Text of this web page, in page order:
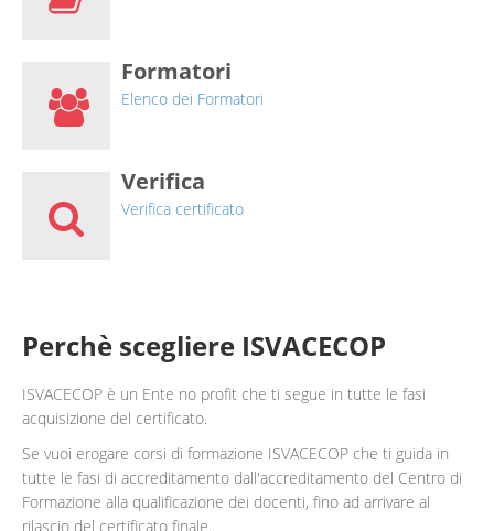
Formatori
Elenco dei Formatori
Verifica
Verifica certificato
Perchè scegliere ISVACECOP
ISVACECOP è un Ente no profit che ti segue in tutte le fasi
acquisizione del certificato.
Se vuoi erogare corsi di formazione ISVACECOP che ti guida in
tutte le fasi di accreditamento dall'accreditamento del Centro di
Formazione alla qualificazione dei docenti, fino ad arrivare al
rilascio del certificato finale.